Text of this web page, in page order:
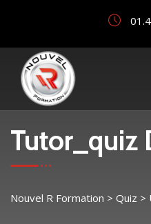
Tutor_quiz
Nouvel R Formation > Quiz >